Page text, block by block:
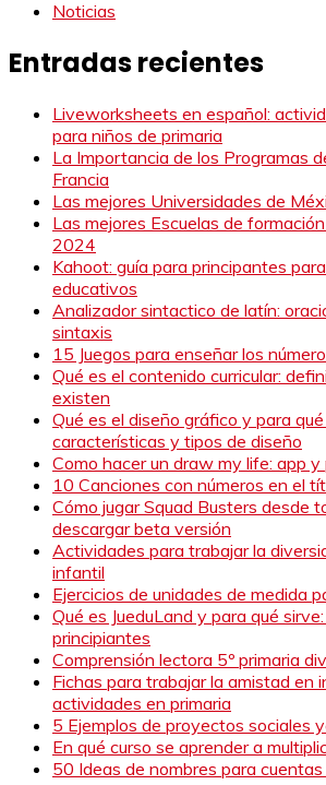
Noticias
Entradas recientes
Liveworksheets en español:
para niños de primaria
La Importancia de los Programas
Francia
Las mejores Universidades de
Las mejores Escuelas de
2024
Kahoot: guía para principantes
educativos
Analizador sintactico de latín:
sintaxis
15 Juegos para enseñar los
Qué es el contenido curricular:
existen
Qué es el diseño gráfico y para
características y tipos de diseño
Como hacer un draw my life: app y
10 Canciones con números en el
Cómo jugar Squad Busters desde
descargar beta versión
Actividades para trabajar la
infantil
Ejercicios de unidades de medida
Qué es JueduLand y para qué
principiantes
Comprensión lectora 5º primaria
Fichas para trabajar la amistad en
actividades en primaria
5 Ejemplos de proyectos sociales
En qué curso se aprender a
50 Ideas de nombres para